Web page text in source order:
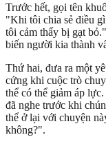
Trước hết, gọi tên
"Khi tôi chia sẻ điều
tôi cảm thấy bị gạt
biến người kia thành
Thứ hai, đưa ra một
cứng khi cuộc trò
thể có thể giảm áp
đã nghe trước khi
thể ở lại với chuyện
không?".